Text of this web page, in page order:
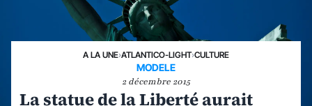
A LA UNE›ATLANTICO-LIGHT›CULTURE
MODELE
2 décembre 2015
La statue de la Liberté aurait